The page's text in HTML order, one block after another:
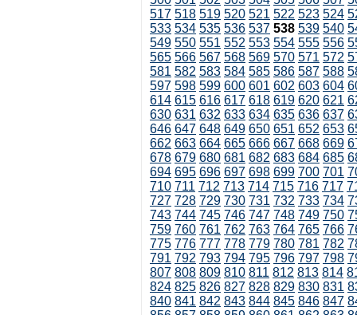
517 518 519 520 521 522 523 524
533 534 535 536 537 538 539 540
549 550 551 552 553 554 555 556
565 566 567 568 569 570 571 572
581 582 583 584 585 586 587 588
597 598 599 600 601 602 603 604
614 615 616 617 618 619 620 621
630 631 632 633 634 635 636 637
646 647 648 649 650 651 652 653
662 663 664 665 666 667 668 669
678 679 680 681 682 683 684 685
694 695 696 697 698 699 700 701
710 711 712 713 714 715 716 717
727 728 729 730 731 732 733 734
743 744 745 746 747 748 749 750
759 760 761 762 763 764 765 766
775 776 777 778 779 780 781 782
791 792 793 794 795 796 797 798
807 808 809 810 811 812 813 814
824 825 826 827 828 829 830 831
840 841 842 843 844 845 846 847